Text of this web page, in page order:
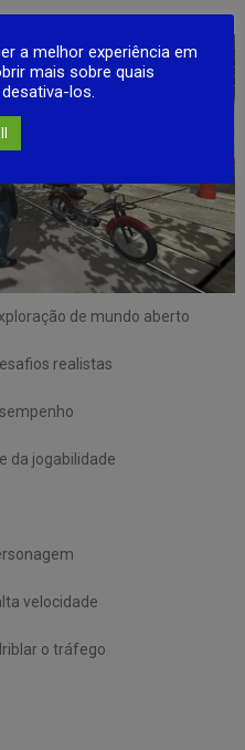
de mundo aberto
realistas
da jogabilidade
velocidade
o tráfego
a melhor experiência em
mais sobre quais
los.